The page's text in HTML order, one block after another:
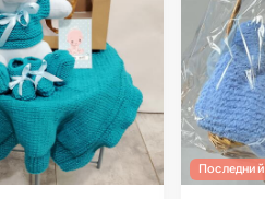
Последний